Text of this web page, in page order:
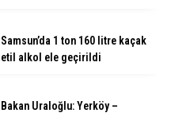
Samsun’da 1 ton 160 litre kaçak
etil alkol ele geçirildi
Bakan Uraloğlu: Yerköy –